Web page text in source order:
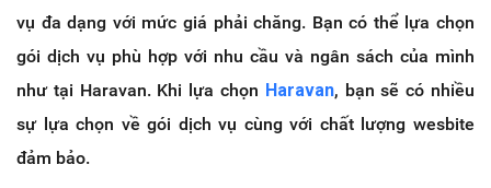
vụ đa dạng với mức giá phải chăng. Bạn có thể lựa chọn
gói dịch vụ phù hợp với nhu cầu và ngân sách của mình
như tại Haravan. Khi lựa chọn Haravan, bạn sẽ có nhiều
sự lựa chọn về gói dịch vụ cùng với chất lượng wesbite
đảm bảo.